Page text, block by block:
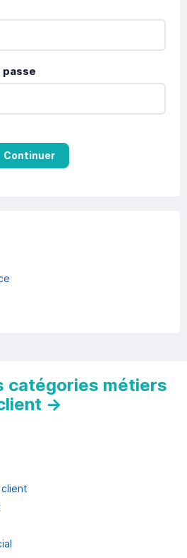
passe
Continuer
catégories métiers
→